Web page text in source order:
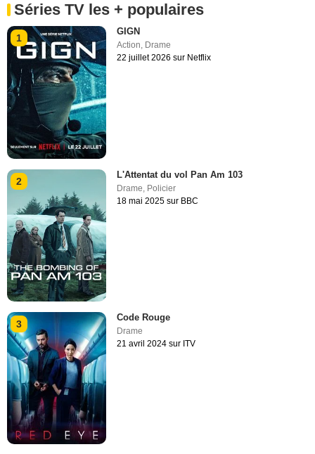
Séries TV les + populaires
1
GIGN
Action, Drame
22 juillet 2026 sur Netflix
2
L'Attentat du vol Pan Am 103
Drame Policier
18 mai 2025 sur BBC
3
Code Rouge
Drame
21 avril 2024 sur ITV